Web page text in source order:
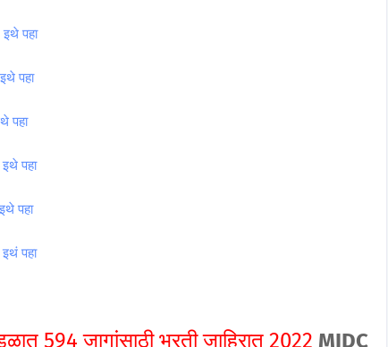
इथे पहा
इथे पहा
पहा
इथे पहा
इथे पहा
इथं पहा
594 जागांसाठी भरती जाहिरात 2022 MIDC